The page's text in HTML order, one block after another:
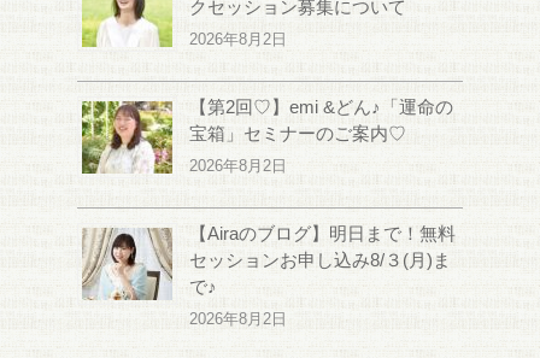
クセッション募集について
2026年8月2日
【第2回♡】emi &どん♪「運命の
宝箱」セミナーのご案内♡
2026年8月2日
【Airaのブログ】明日まで！無料
セッションお申し込み8/３(月)ま
で♪
2026年8月2日